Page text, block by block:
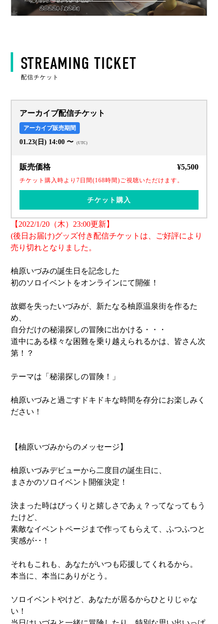
STREAMING TICKET
配信チケット
アーカイブ配信チケット
アーカイブ販売期間
01.23(日) 14:00 〜 (UTC)
販売価格 ¥5,500
チケット購入時より7日間(168時間)ご視聴いただけます。
チケット購入
【2022/1/20（木）23:00更新】
(後日お届け)グッズ付き配信チケットは、ご好評により
売り切れとなりました。
柚原いづみの誕生日を記念した
初のソロイベントをオンラインにて開催！
故郷を失ったいづみが、新たなる柚原温泉街を作るた
め、
自分だけの秘湯探しの冒険に出かける・・・
道中にある様々な困難を乗り越えられるかは、皆さん次
第！？
テーマは「秘湯探しの冒険！」
柚原いづみと過ごすドキドキな時間を存分にお楽しみく
ださい！
【柚原いづみからのメッセージ】
柚原いづみデビューから二度目の誕生日に、
まさかのソロイベント開催決定！
決まった時はびっくりと嬉しさであぇ？ってなってもう
たけど、
素敵なイベントページまで作ってもらえて、ふつふつと
実感が･･！
それもこれも、あなたがいつも応援してくれるから。
本当に、本当にありがとう。
ソロイベントやけど、あなたが居るからひとりじゃな
い！